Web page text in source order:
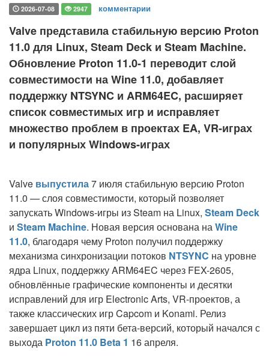
2026-07-08 2947 комментарии
Valve представила стабильную версию Proton
11.0 для Linux, Steam Deck и Steam Machine.
Обновление Proton 11.0-1 переводит слой
совместимости на Wine 11.0, добавляет
поддержку NTSYNC и ARM64EC, расширяет
список совместимых игр и исправляет
множество проблем в проектах EA, VR-играх
и популярных Windows-играх
Valve выпустила7 июля стабильную версию Proton
11.0 — слоя совместимости, который позволяет
запускать Windows-игры из Steam на Linux, Steam Deck
и Steam Machine. Новая версия основана наWine
11.0, благодаря чему Proton получил поддержку
механизма синхронизации потоков NTSYNC на уровне
ядра Linux, поддержку ARM64EC через FEX-2605,
обновлённые графические компоненты и десятки
исправлений для игр Electronic Arts, VR-проектов, а
также классических игр Capcom и Konami. Релиз
завершает цикл из пяти бета-версий, который начался с
выхода Proton 11.0 Beta 1 16 апреля.